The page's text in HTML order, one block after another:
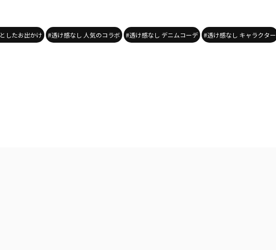
したお出かけ #透け感なし 人気のコラボ #透け感なし デニムコーデ #透け感なし キャラクター